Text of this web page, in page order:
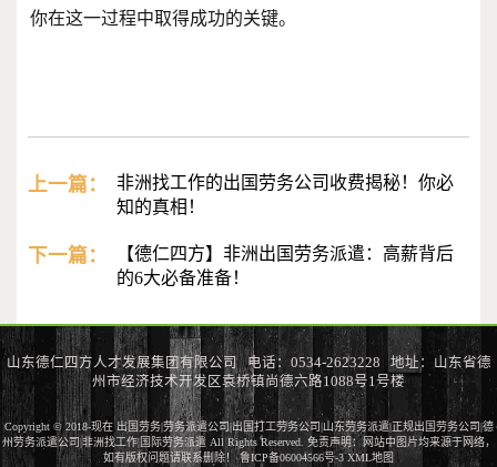
你在这一过程中取得成功的关键。
上一篇：
非洲找工作的出国劳务公司收费揭秘！你必
知的真相！
下一篇：
【德仁四方】非洲出国劳务派遣：高薪背后
的6大必备准备！
山东德仁四方人才发展集团有限公司 电话：0534-2623228 地址：山东省德
州市经济技术开发区袁桥镇尚德六路1088号1号楼
Copyright © 2018-现在 出国劳务|劳务派遣公司|出国打工劳务公司|山东劳务派遣|正规出国劳务公司|德
州劳务派遣公司|非洲找工作|国际劳务派遣 All Rights Reserved. 免责声明：网站中图片均来源于网络，
如有版权问题请联系删除！鲁ICP备06004566号-3 XML地图